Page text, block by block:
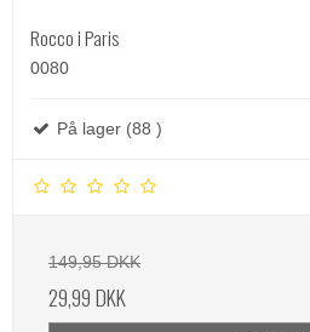
Rocco i Paris
0080
På lager (88 )
149,95 DKK
29,99 DKK